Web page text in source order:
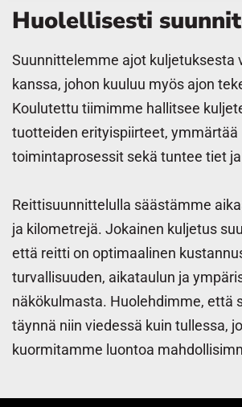
Huolellisesti
Suunnittelemme ajot kuljetuksesta
kanssa, johon kuuluu myös ajon
Koulutettu tiimimme hallitsee
tuotteiden erityispiirteet, ymmärtää
toimintaprosessit sekä tuntee tiet
Reittisuunnittelulla säästämme
ja kilometrejä. Jokainen kuljetus
että reitti on optimaalinen
turvallisuuden, aikataulun ja
näkökulmasta. Huolehdimme, että
täynnä niin viedessä kuin tullessa,
kuormitamme luontoa